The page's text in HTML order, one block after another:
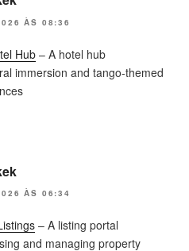
ÀS 08:36
Hub – A hotel hub
immersion and tango-themed
ÀS 06:34
– A listing portal
and managing property